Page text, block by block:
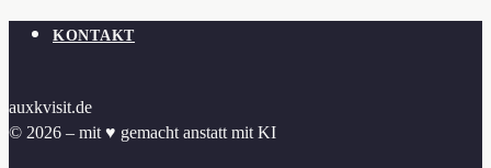
KONTAKT
auxkvisit.de
© 2026 – mit ♥︎ gemacht anstatt mit KI